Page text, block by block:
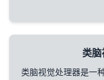
类脑
类脑视觉处理器是一